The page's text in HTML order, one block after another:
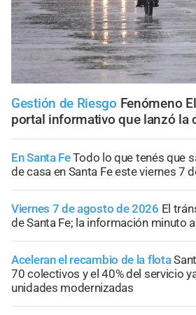
Gestión de Riesgo Fenómeno
portal informativo que lanzó la
En Santa FeTodo lo que tenés que
de casa en Santa Fe este viernes 7
Viernes 7 de agosto de 2026 El
de Santa Fe; la información minuto
Aceleran el recambio de la flota
70 colectivos y el 40% del servicio
unidades modernizadas